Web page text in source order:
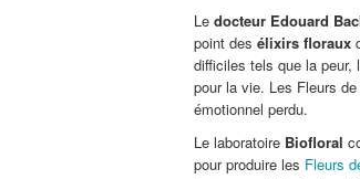
Ledocteur Edouard
point desélixirs floraux
difficiles tels que la peur,
pour la vie. Les Fleurs
émotionnel perdu.
Le laboratoire Biofloral
pour produire les Fleurs